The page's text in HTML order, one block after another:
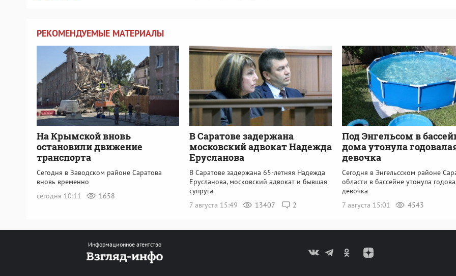
РЕКОМЕНДУЕМЫЕ МАТЕРИАЛЫ
На Крымской вновь
остановили движение
транспорта
Сегодня в Заводском районе Саратова
вновь временно
сегодня 10:11
1658
В Саратове задержана
московский адвокат Надежда
Ерусланова
В Саратове задержана 65-летняя Надежда
Ерусланова, московский адвокат и бывшая
супруга
7 августа 15:49
13407 2
Под Энгельсом в
дома утонула
девочка
Сегодня в Энгельсском районе
области в бассейне утонула
девочка
7 августа 15:01
4543
Информационное агентство